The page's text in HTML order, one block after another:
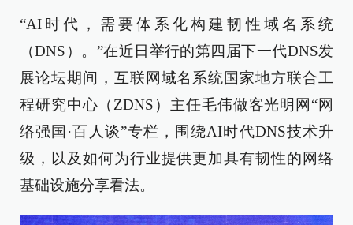
“AI时代，需要体系化构建韧性域名系统
（DNS）。”在近日举行的第四届下一代DNS发
展论坛期间，互联网域名系统国家地方联合工
程研究中心（ZDNS）主任毛伟做客光明网“网
络强国·百人谈”专栏，围绕AI时代DNS技术升
级，以及如何为行业提供更加具有韧性的网络
基础设施分享看法。